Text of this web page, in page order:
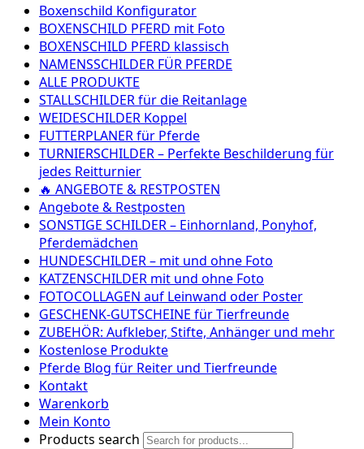
Boxenschild Konfigurator
BOXENSCHILD PFERD mit Foto
BOXENSCHILD PFERD klassisch
NAMENSSCHILDER FÜR PFERDE
ALLE PRODUKTE
STALLSCHILDER für die Reitanlage
WEIDESCHILDER Koppel
FUTTERPLANER für Pferde
TURNIERSCHILDER – Perfekte Beschilderung für
jedes Reitturnier
🔥 ANGEBOTE & RESTPOSTEN
Angebote & Restposten
SONSTIGE SCHILDER – Einhornland, Ponyhof,
Pferdemädchen
HUNDESCHILDER – mit und ohne Foto
KATZENSCHILDER mit und ohne Foto
FOTOCOLLAGEN auf Leinwand oder Poster
GESCHENK-GUTSCHEINE für Tierfreunde
ZUBEHÖR: Aufkleber, Stifte, Anhänger und mehr
Kostenlose Produkte
Pferde Blog für Reiter und Tierfreunde
Kontakt
Warenkorb
Mein Konto
Products search